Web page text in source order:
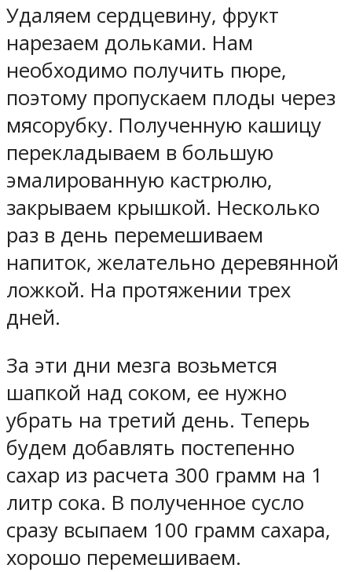
Удаляем сердцевину, фрукт
нарезаем дольками. Нам
необходимо получить пюре,
поэтому пропускаем плоды через
мясорубку. Полученную кашицу
перекладываем в большую
эмалированную кастрюлю,
закрываем крышкой. Несколько
раз в день перемешиваем
напиток, желательно деревянной
ложкой. На протяжении трех
дней.
За эти дни мезга возьмется
шапкой над соком, ее нужно
убрать на третий день. Теперь
будем добавлять постепенно
сахар из расчета 300 грамм на 1
литр сока. В полученное сусло
сразу всыпаем 100 грамм сахара,
хорошо перемешиваем.